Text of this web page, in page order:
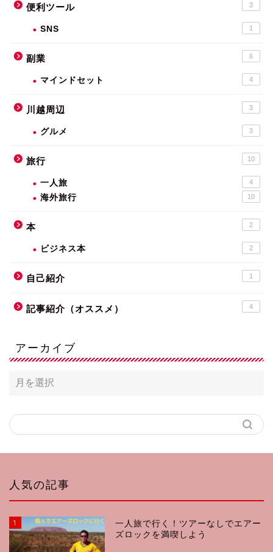
便利ツール 3
SNS 1
副業 6
マインドセット 4
川越周辺 3
グルメ 3
旅行 10
一人旅 4
海外旅行 10
本 2
ビジネス本 2
自己紹介 1
記事紹介（オススメ） 4
アーカイブ
人気の記事
1
一人旅で行く！ツアーなしでエアー
ズロックを満喫しよう